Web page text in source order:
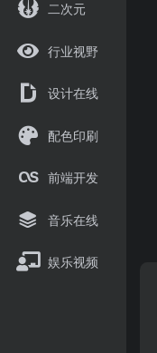
二次元
行业视野
设计在线
配色印刷
前端开发
音乐在线
娱乐视频